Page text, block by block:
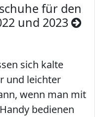
für den
und 2023
sich kalte
und leichter
wenn man mit
bedienen